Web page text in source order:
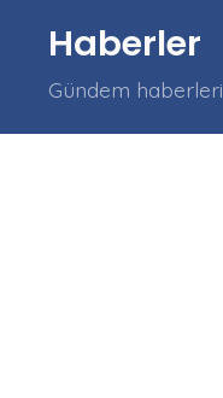
Haberler
Gündem haberleri